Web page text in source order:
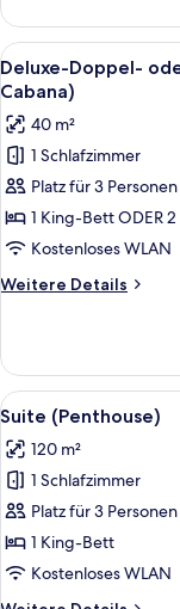
Suite
Alle
Fotos
für
Deluxe-
Doppel-
oder
-
Zweibettzimmer,
Poolzugang
(Copa
anzeigen
8
Deluxe-Doppel-
Cabana)
40 m²
1 Schlafzimmer
Platz für 3 Personen
1 King-Bett ODER
Kostenloses WLAN
Weitere Details
Weitere
Doppel-
oder
-
Zweibettzimmer,
Poolzugang
(Copa
Alle
Fotos
für
Suite
(Penthouse)
anzeigen
18
Suite (Penthouse)
120 m²
1 Schlafzimmer
Platz für 3 Personen
1 King-Bett
Kostenloses WLAN